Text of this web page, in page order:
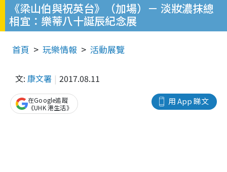
《梁山伯與祝英台》（加場）－ 淡妝濃抹總
相宜：樂蒂八十誕辰紀念展
首頁 玩樂情報 活動展覽
文: 康文署 2017.08.11
用 App 睇文
在Google追蹤
《UHK 港生活》